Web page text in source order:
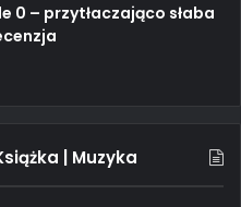
0 – przytłaczająco słaba
| Muzyka